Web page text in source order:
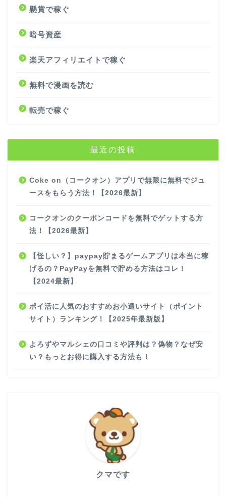
懸賞で稼ぐ
暗号資産
楽天アフィリエイトで稼ぐ
無料で漫画を読む
転売で稼ぐ
最近の投稿
Coke on（コークオン）アプリで無限に無料でジュ
ースをもらう方法！【2026最新】
コークオンのクーポンコードを無料でゲットする方
法！【2026最新】
【怪しい？】paypay貯まるゲームアプリは本当に稼
げるの？PayPayを無料で貯める方法はコレ！
【2024最新】
ポイ活に人気のおすすめお小遣いサイト（ポイント
サイト）ランキング！【2025年最新版】
よろずやマルシェの口コミや評判は？偽物？なぜ安
い？もっとお得に購入する方法も！
クマです